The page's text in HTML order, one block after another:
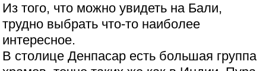
Из того, что можно увидеть на Бали,
трудно выбрать что-то наиболее
интересное.
В столице Денпасар есть большая группа